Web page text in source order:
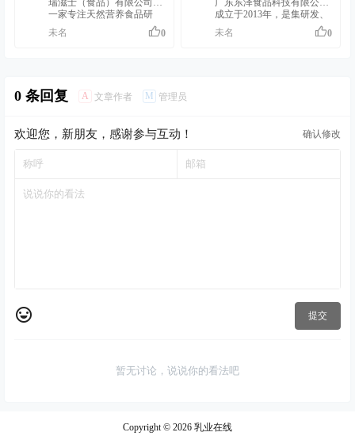
2022年，开辟常温新赛道，
奶…
富的异域美食。是一家集销
售，研发，物流，餐食创意
开发为一体的综合性健康产
瑞滋士（食品）有限公司是
一家专注天然营养食品研
发、生产及销售的科技食品
企业。公司自建工厂，拥有
备研发的全闭环研发能力，
并拥有多项国家发明专利。
冷冻状态下生产出不冰肠胃
的新选择！
未名 0
司
广东东泽食品科技有限公司
成立于2013年，是集研发、
生产、销售及产品定制化服
务为一体的高成长型科技企
粉、焦糖太妃粉、咸蛋黄粉
未名 0
0 条回复 A 文章作者 M 管理员
欢迎您，新朋友，感谢参与互动！ 确认修改
提交
暂无讨论，说说你的看法吧
Copyright © 2026 乳业在线